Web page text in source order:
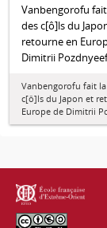
Vanbengorofu
des c[ô]ls du
retourne en
Dimitrii Pozdnyeef
Vanbengorofu fait
c[ô]ls du Japon et
Europe de Dimitrii